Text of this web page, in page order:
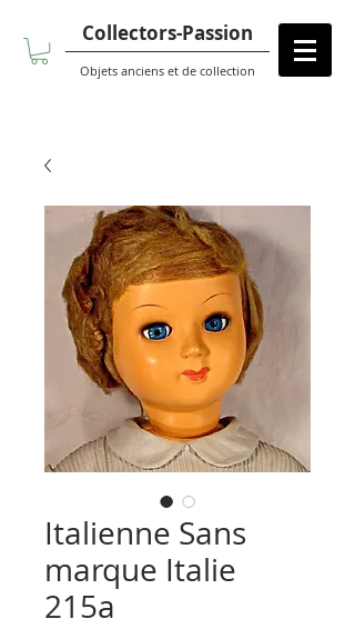
Collectors-Passion
Objets anciens et de collection
Italienne Sans
marque Italie
215a